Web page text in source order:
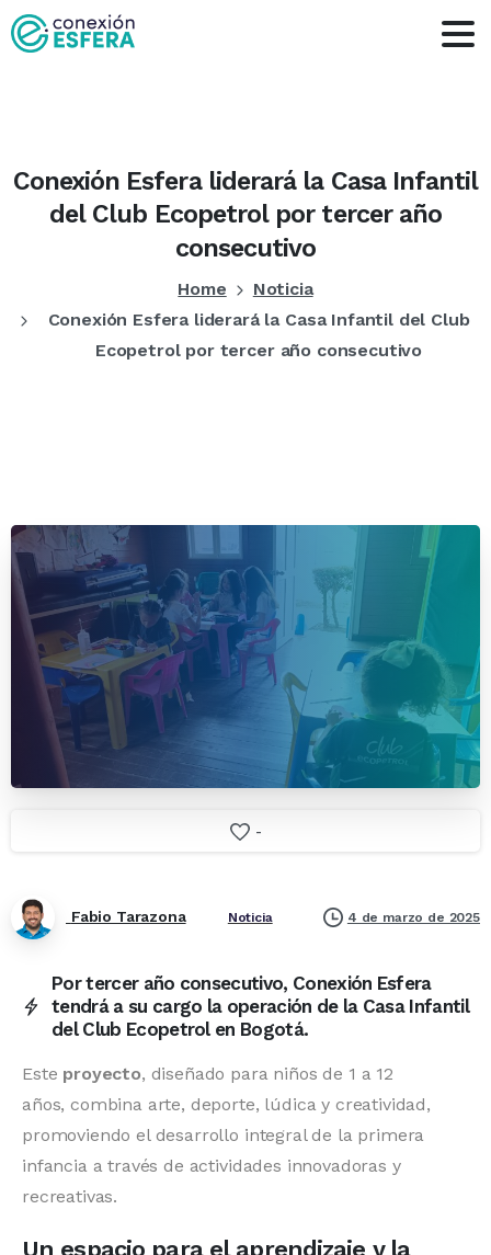
Conexión Esfera liderará la Casa Infantil
del Club Ecopetrol por tercer año
consecutivo
Home
Noticia
Conexión Esfera liderará la Casa Infantil del Club
Ecopetrol por tercer año consecutivo
-
Fabio Tarazona Noticia 4 de marzo de 2025
Por tercer año consecutivo, Conexión Esfera
tendrá a su cargo la operación de la Casa Infantil
del Club Ecopetrol en Bogotá.
Este proyecto, diseñado para niños de 1 a 12
años, combina arte, deporte, lúdica y creatividad,
promoviendo el desarrollo integral de la primera
infancia a través de actividades innovadoras y
recreativas.
Un espacio para el aprendizaje y la